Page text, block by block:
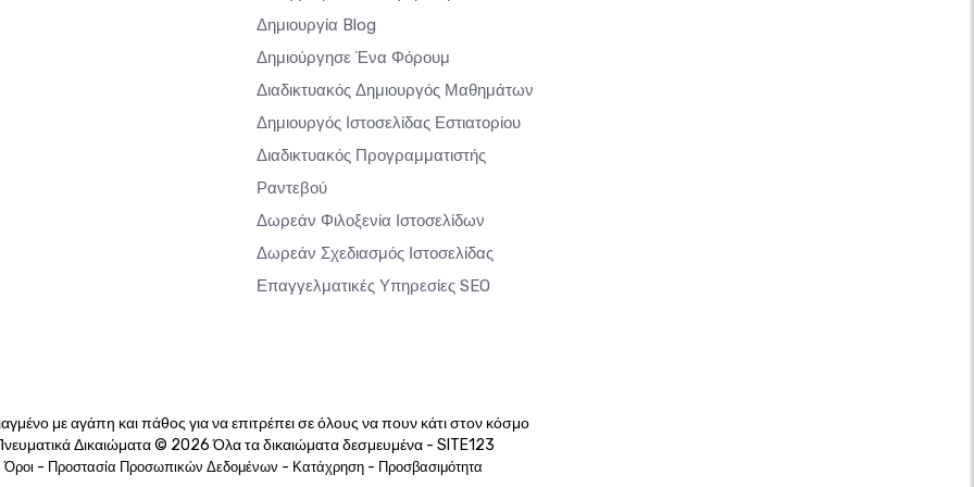
Δημιουργία Blog
Δημιούργησε Ένα Φόρουμ
Διαδικτυακός Δημιουργός Μαθημάτων
Δημιουργός Ιστοσελίδας Εστιατορίου
Διαδικτυακός Προγραμματιστής
Ραντεβού
Δωρεάν Φιλοξενία Ιστοσελίδων
Δωρεάν Σχεδιασμός Ιστοσελίδας
Επαγγελματικές Υπηρεσίες SEO
με αγάπη και πάθος για να επιτρέπει σε όλους να πουν κάτι στον κόσμο
Δικαιώματα © 2026 Όλα τα δικαιώματα δεσμευμένα - SITE123
Όροι - Προστασία Προσωπικών Δεδομένων - Κατάχρηση - Προσβασιμότητα